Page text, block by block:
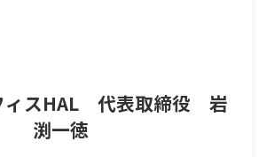
ィスHAL 代表取締役 岩
渕一徳
地 家・土地の税金 家・間取り
役所・
計算ツール